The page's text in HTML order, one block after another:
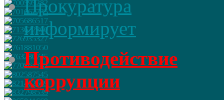
Прокуратура
информирует
Противодействие
коррупции